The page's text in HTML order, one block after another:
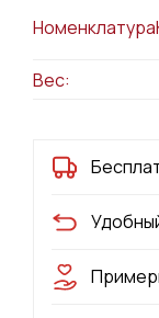
Вес: